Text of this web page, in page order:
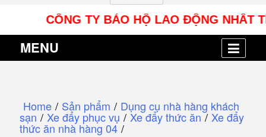
CÔNG TY BẢO HỘ LAO ĐỘNG NHÂT
MENU
Home / Sản phẩm / Dụng cụ nhà hàng khách
sạn / Xe đẩy phục vụ / Xe đẩy thức ăn / Xe đẩy
thức ăn nhà hàng 04 /